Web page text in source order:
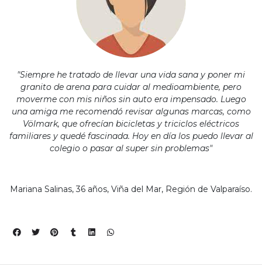
por"Siempre he tratado de llevar una vida sana y poner mi
granito de arena para cuidar al medioambiente, pero
moverme con mis niños sin auto era impensado. Luego
una amiga me recomendó revisar algunas marcas, como
Völmark, que ofrecían bicicletas y triciclos eléctricos
familiares y quedé fascinada. Hoy en día los puedo llevar al
colegio o pasar al super sin problemas"
Mariana Salinas, 36 años, Viña del Mar, Región de Valparaíso.